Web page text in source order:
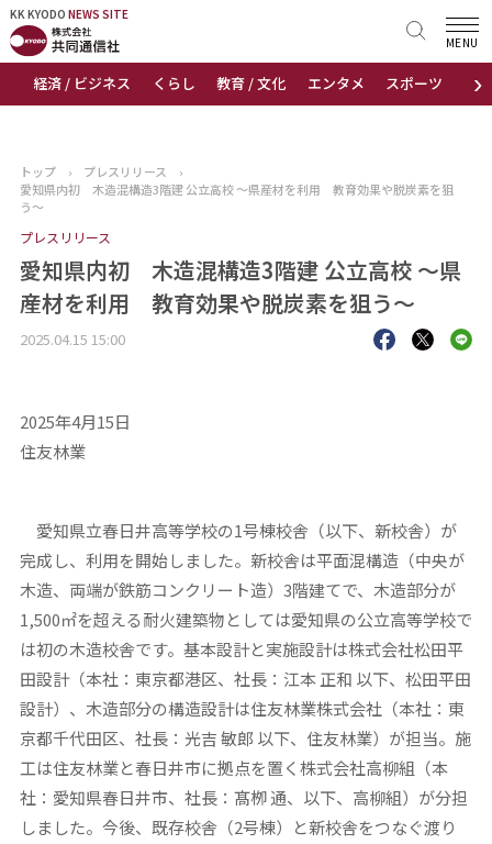
KK KYODO NEWS SITE
›
経済 / ビジネス くらし 教育 / 文化 エンタメ スポーツ 地域
MENU
KK KYODONEWS SITE
トップページ
ニュース
おすすめコンテンツ
出版物
トップ › プレスリリース
›
愛知県内初 木造混構造3階建 公立高校 ～県産材を利用 教育効果や脱炭素を狙
う～
プレスリリース
愛知県内初 木造混構造3階建 公立高校 ～県
産材を利用 教育効果や脱炭素を狙う～
2025.04.15 15:00
2025年4月15日
住友林業
愛知県立春日井高等学校の1号棟校舎（以下、新校舎）が
完成し、利用を開始しました。新校舎は平面混構造（中央が
木造、両端が鉄筋コンクリート造）3階建てで、木造部分が
1,500㎡を超える耐火建築物としては愛知県の公立高等学校で
は初の木造校舎です。基本設計と実施設計は株式会社松田平
田設計（本社：東京都港区、社長：江本 正和 以下、松田平田
設計）、木造部分の構造設計は住友林業株式会社（本社：東
京都千代田区、社長：光吉 敏郎 以下、住友林業）が担当。施
工は住友林業と春日井市に拠点を置く株式会社高柳組（本
社：愛知県春日井市、社長：髙栁 通、以下、高柳組）が分担
しました。今後、既存校舎（2号棟）と新校舎をつなぐ渡り